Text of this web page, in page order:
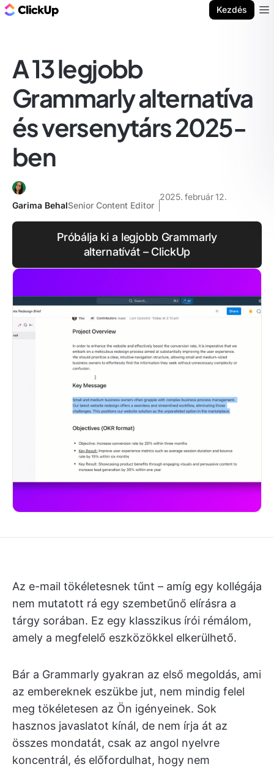
Kezdés
A 13 legjobb
Grammarly alternatíva
és versenytárs 2025-
ben
Garima BehalSenior Content Editor
2025. február 12.
Próbálja ki a legjobb Grammarly
alternatívát – ClickUp
Az e-mail tökéletesnek tűnt – amíg egy kollégája
nem mutatott rá egy szembetűnő elírásra a
tárgy sorában. Ez egy klasszikus írói rémálom,
amely a megfelelő eszközökkel elkerülhető.
Bár a Grammarly gyakran az első megoldás, ami
az embereknek eszükbe jut, nem mindig felel
meg tökéletesen az Ön igényeinek. Sok
hasznos javaslatot kínál, de nem írja át az
összes mondatát, csak az angol nyelvre
koncentrál, és előfordulhat, hogy nem